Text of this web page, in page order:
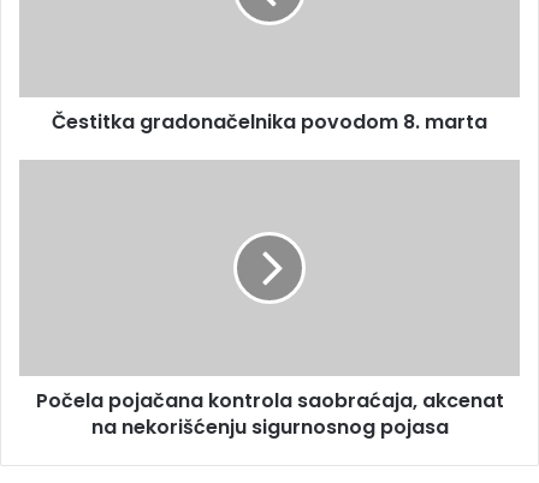
Čestitka gradonačelnika povodom 8. marta
Počela pojačana kontrola saobraćaja, akcenat
na nekorišćenju sigurnosnog pojasa